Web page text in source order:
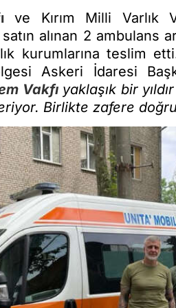
ve Kırım Milli Varlık
alınan 2 ambulans
kurumlarına teslim
Askeri İdaresi
Vakfıyaklaşık bir
Birlikte zafere